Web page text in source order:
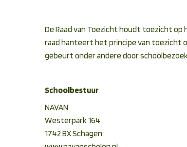
De Raad van Toezicht houdt toezicht op
raad hanteert het principe van toezicht
gebeurt onder andere door
Schoolbestuur
NAVAN
Westerpark 164
1742 BX Schagen